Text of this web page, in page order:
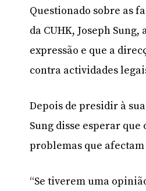
Questionado sobre as
da CUHK, Joseph
expressão e que a
contra actividades
Depois de presidir à
Sung disse esperar
problemas que afectam
“Se tiverem uma